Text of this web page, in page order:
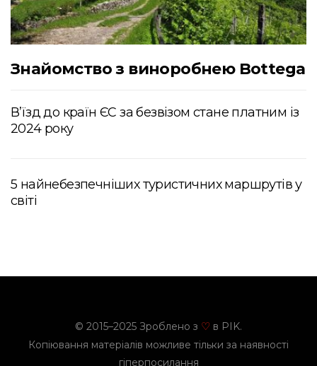
Знайомство з виноробнею Bottega
В’їзд до країн ЄС за безвізом стане платним із
2024 року
5 найнебезпечніших туристичних маршрутів у
світі
© 2015–2025 Зроблено з ♡ в PIK.
Копіювання матеріалів можливе тільки за наявності
гіперпосилання